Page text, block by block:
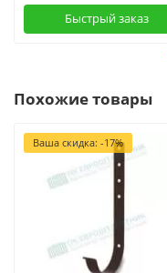
Быстрый заказ
Похожие товары
Ваша скидка: -17%